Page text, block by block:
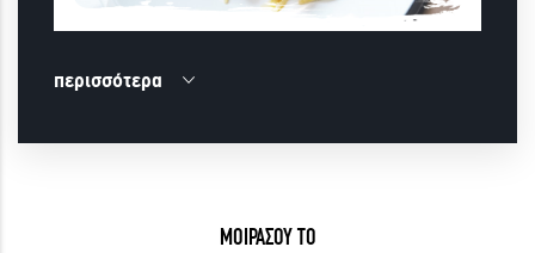
περισσότερα
ΜΟΙΡΑΣΟΥ ΤΟ